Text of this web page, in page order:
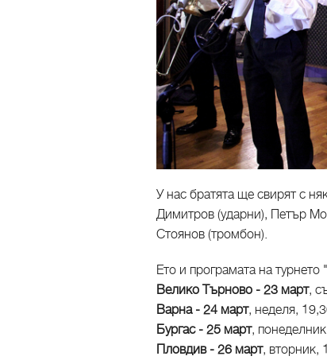
У нас братята ще свирят с
Димитров (ударни), Петър
Стоянов (тромбон).
Ето и програмата на
Велико Търново - 23 март,
Варна - 24 март, неделя,
Бургас - 25 март,
Пловдив - 26 март, вторник,